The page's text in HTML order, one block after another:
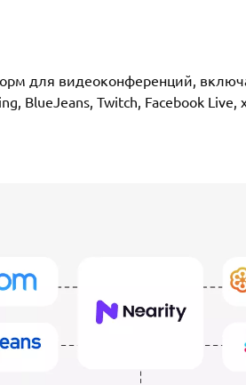
для видеоконференций,
BlueJeans, Twitch, Facebook Live,